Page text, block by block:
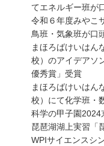
てエネルギー班が
令和６年度みやこ
鳥班・気象班が口
まほろばけいはん
校）のアイデアソ
優秀賞」受賞
まほろばけいはん
校）にて化学班・
科学の甲子園2024
琵琶湖湖上実習「
WPIサイエンスシ